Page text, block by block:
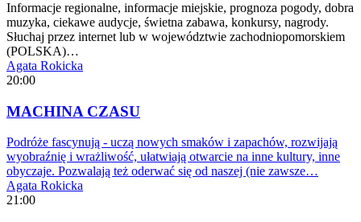
Informacje regionalne, informacje miejskie, prognoza pogody, dobra
muzyka, ciekawe audycje, świetna zabawa, konkursy, nagrody.
Słuchaj przez internet lub w województwie zachodniopomorskiem
(POLSKA)…
Agata Rokicka
20:00
MACHINA CZASU
Podróże fascynują - uczą nowych smaków i zapachów, rozwijają
wyobraźnię i wrażliwość, ułatwiają otwarcie na inne kultury, inne
obyczaje. Pozwalają też oderwać się od naszej (nie zawsze…
Agata Rokicka
21:00